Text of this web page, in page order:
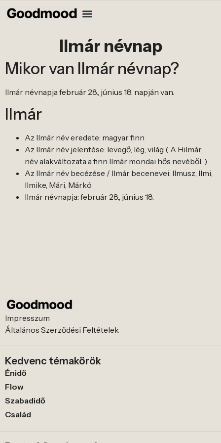
Ilmár névnap
Mikor van Ilmár névnap?
Ilmár névnapja február 28., június 18. napján van.
Ilmár
Az Ilmár név eredete: magyar finn
Az Ilmár név jelentése: levegő, lég, világ ( A Hilmár
név alakváltozata a finn Ilmár mondai hős nevéből. )
Az Ilmár név becézése / Ilmár becenevei: Ilmusz, Ilmi,
Ilmike, Mári, Márkó
Ilmár névnapja: február 28., június 18.
Impresszum
Általános Szerződési Feltételek
Kedvenc témakörök
Énidő
Flow
Szabadidő
Család